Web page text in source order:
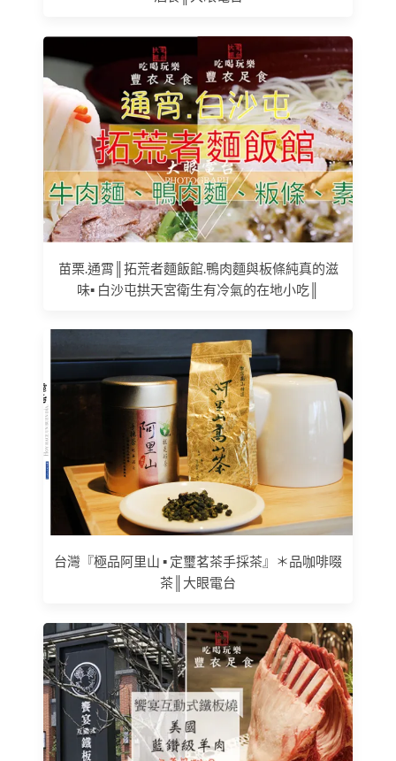
苗栗.通霄║拓荒者麵飯館.鴨肉麵與板條純真的滋
味▪ 白沙屯拱天宮衛生有冷氣的在地小吃║
台灣『極品阿里山 ▪ 定璽茗茶手採茶』＊品咖啡啜
茶║大眼電台